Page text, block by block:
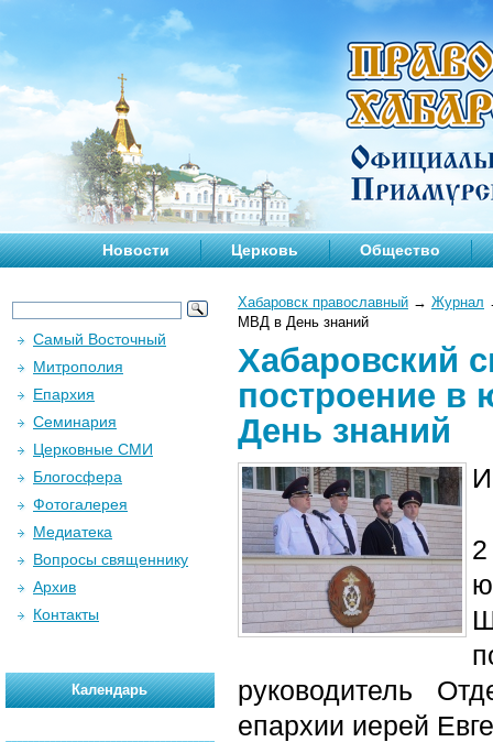
Новости Церковь Общество
Хабаровск православный → Журнал
МВД в День знаний
Хабаровский
построение в
День знаний
руководитель
епархии иерей
Самый Восточный
Митрополия
Епархия
Семинария
Церковные СМИ
Блогосфера
Фотогалерея
Медиатека
Вопросы священнику
Архив
Контакты
Календарь